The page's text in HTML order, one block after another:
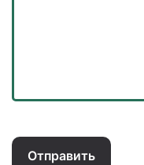
Отправить